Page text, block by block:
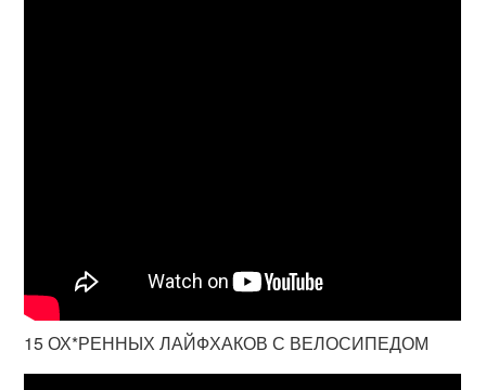
15 ОХ*РЕННЫХ ЛАЙФХАКОВ С ВЕЛОСИПЕДОМ